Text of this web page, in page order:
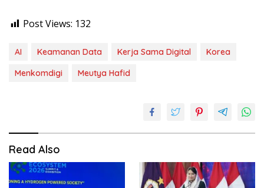
Post Views: 132
AI Keamanan Data Kerja Sama Digital
Korea
Menkomdigi
Meutya Hafid
Read Also